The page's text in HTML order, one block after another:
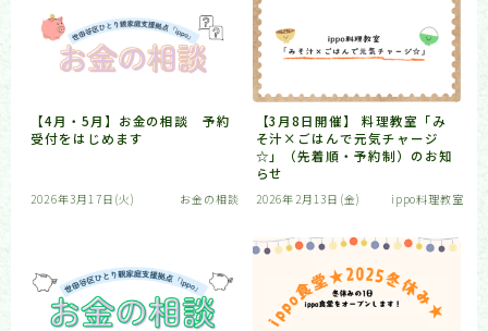
【4月・5月】お金の相談 予約
受付をはじめます
2026年3月17日(火) お金の相談
【3月8日開催】 料理教室「み
そ汁×ごはんで元気チャージ
☆」（先着順・予約制）のお知
らせ
2026年2月13日(金) ippo料理教室